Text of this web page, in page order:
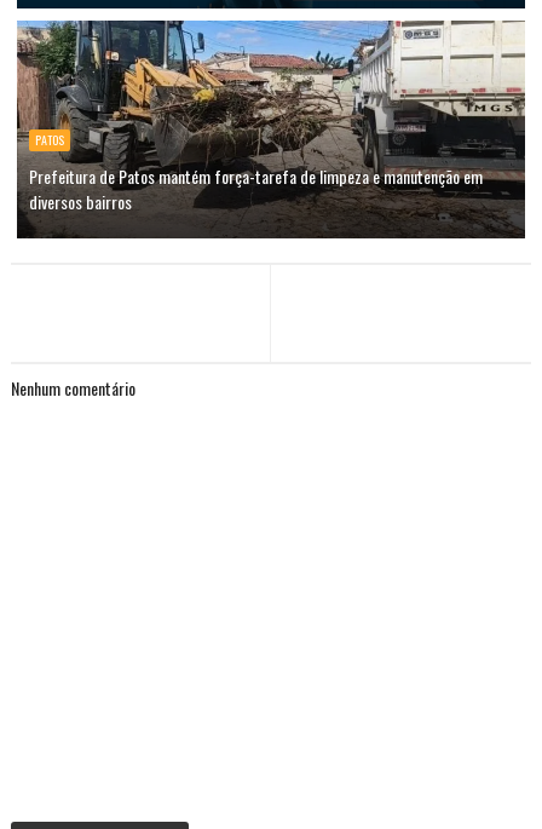
PATOS
Prefeitura de Patos mantém força-tarefa de limpeza e manutenção em
diversos bairros
Nenhum comentário